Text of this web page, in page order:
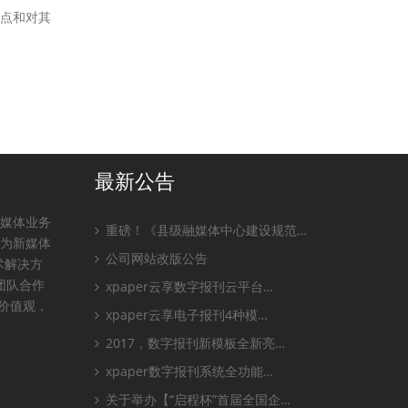
和对其
体业务
新媒体
解决方
队合作
值观，
最新公告
重磅！《县级融媒体中心建设规范…
公司网站改版公告
xpaper云享数字报刊云平台…
xpaper云享电子报刊4种模…
2017，数字报刊新模板全新亮…
xpaper数字报刊系统全功能…
关于举办【“启程杯”首届全国企…